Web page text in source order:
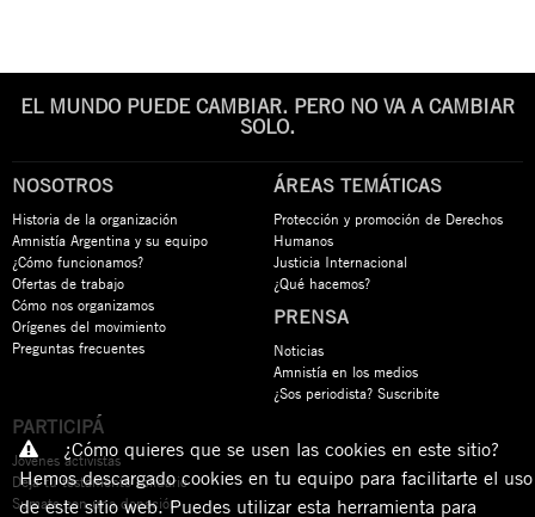
EL MUNDO PUEDE CAMBIAR. PERO NO VA A CAMBIAR
SOLO.
NOSOTROS
Historia de la organización
Amnistía Argentina y su equipo
¿Cómo funcionamos?
Ofertas de trabajo
Cómo nos organizamos
Orígenes del movimiento
Preguntas frecuentes
ÁREAS TEMÁTICAS
Protección y promoción de Derechos
Humanos
Justicia Internacional
¿Qué hacemos?
PRENSA
Noticias
Amnistía en los medios
¿Sos periodista? Suscribite
PARTICIPÁ
Jóvenes activistas
Dejá tu testamento solidario
Sumate con una donación
¿Cómo quieres que se usen las cookies en este sitio?
Hemos descargado cookies en tu equipo para facilitarte el uso
de este sitio web. Puedes utilizar esta herramienta para